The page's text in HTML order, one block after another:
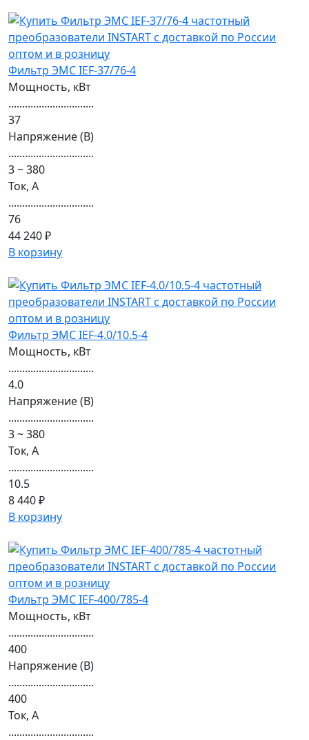
Фильтр ЭМС IEF-37/76-4
Мощность, кВт
...............................
37
Напряжение (В)
...............................
3 ~ 380
Ток, А
...............................
76
44 240 ₽
В корзину
Фильтр ЭМС IEF-4.0/10.5-4
Мощность, кВт
...............................
4.0
Напряжение (В)
...............................
3 ~ 380
Ток, А
...............................
10.5
8 440 ₽
В корзину
Фильтр ЭМС IEF-400/785-4
Мощность, кВт
...............................
400
Напряжение (В)
...............................
400
Ток, А
...............................